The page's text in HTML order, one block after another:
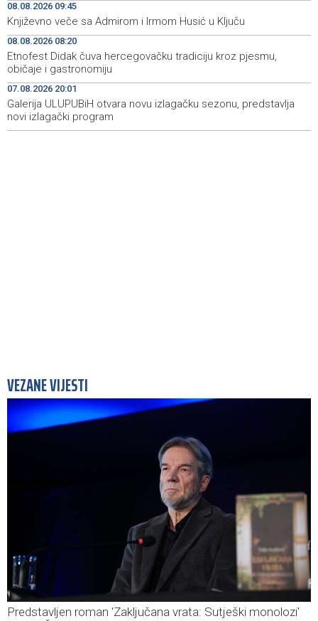
11:44
Prometna nezgoda kod Udore, promet na cesti Stolac
– Neum potpuno obustavljen
11:27
'ELVIS, moj komšija' najbolji muzički dokumentarni film na
City film festu u Niškoj Banji
11:16
Zračna luka Split rekordna u Hrvatskoj sa 770 tisuća
putnika u srpnju
08.08.2026 09:45
Književno veče sa Admirom i Irmom Husić u Ključu
08.08.2026 08:20
Etnofest Didak čuva hercegovačku tradiciju kroz pjesmu,
običaje i gastronomiju
07.08.2026 20:01
Galerija ULUPUBiH otvara novu izlagačku sezonu, predstavlja
novi izlagački program
VEZANE VIJESTI
Predstavljen roman 'Zaključana vrata: Sutješki monolozi'